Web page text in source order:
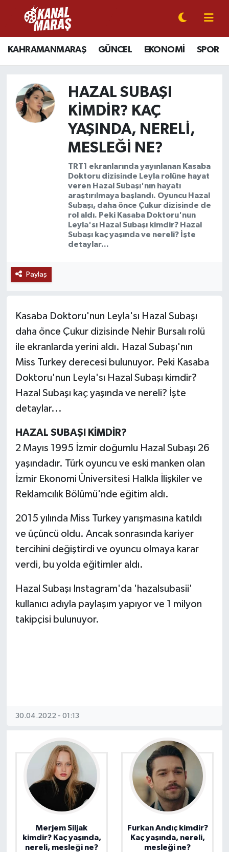
KAHRAMANMARAŞ GÜNCEL EKONOMİ SPOR
HAZAL SUBAŞI
KIMDIR? KAÇ
YAŞINDA, NERELI,
MESLEĞI NE?
TRT1 ekranlarında yayınlanan Kasaba
Doktoru dizisinde Leyla rolüne hayat
veren Hazal Subaşı'nın hayatı
araştırılmaya başlandı. Oyuncu Hazal
Subaşı, daha önce Çukur dizisinde de
rol aldı. Peki Kasaba Doktoru'nun
Leyla'sı Hazal Subaşı kimdir? Hazal
Subaşı kaç yaşında ve nereli? İşte
detaylar...
Paylaş
Kasaba Doktoru'nun Leyla'sı Hazal Subaşı
daha önce Çukur dizisinde Nehir Bursalı rolü
ile ekranlarda yerini aldı. Hazal Subaşı'nın
Miss Turkey derecesi bulunuyor. Peki Kasaba
Doktoru'nun Leyla'sı Hazal Subaşı kimdir?
Hazal Subaşı kaç yaşında ve nereli? İşte
detaylar...
HAZAL SUBAŞI KİMDİR?
2 Mayıs 1995 İzmir doğumlu Hazal Subaşı 26
yaşındadır. Türk oyuncu ve eski manken olan
İzmir Ekonomi Üniversitesi Halkla İlişkiler ve
Reklamcılık Bölümü'nde eğitim aldı.
2015 yılında Miss Turkey yarışmasına katıldı
ve üçüncü oldu. Ancak sonrasında kariyer
tercihini değiştirdi ve oyuncu olmaya karar
verdi, bu yolda eğitimler aldı.
Hazal Subaşı Instagram'da 'hazalsubasii'
kullanıcı adıyla paylaşım yapıyor ve 1 milyon
takipçisi bulunuyor.
30.04.2022 - 01:13
Merjem Siljak
kimdir? Kaç yaşında,
nereli, mesleği ne?
Furkan Andıç kimdir?
Kaç yaşında, nereli,
mesleği ne?
CANLI YAYIN
KAHRAMANMARAŞ
GÜNCEL
SPOR
EKONOMİ
MAGAZİN
EĞİTİM
KEŞFET
POPÜLER
DÜNYA
TREND
MEDYA
OTOMOTİV
TEKNOLOJİ
KÜLTÜR SANAT
Kahramanmaraş Nöbetçi Eczaneler
Kahramanmaraş Hava Durumu
Kahramanmaraş Namaz Vakitleri
Kahramanmaraş Trafik Yoğunluk Haritası
Süper Lig Puan Durumu ve Fikstür
Tüm Manşetler
Son Dakika Haberleri
Haber Arşivi